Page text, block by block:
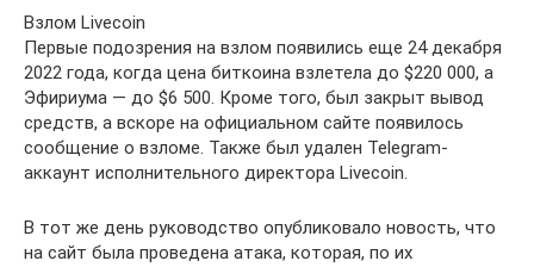
Взлом Livecoin
Первые подозрения на взлом появились еще 24 декабря
2022 года, когда цена биткоина взлетела до $220 000, а
Эфириума — до $6 500. Кроме того, был закрыт вывод
средств, а вскоре на официальном сайте появилось
сообщение о взломе. Также был удален Telegram-
аккаунт исполнительного директора Livecoin.
В тот же день руководство опубликовало новость, что
на сайт была проведена атака, которая, по их